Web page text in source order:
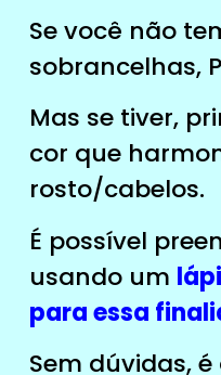
Se você não
sobrancelhas,
Mas se tiver,
cor que
rosto/cabelos.
É possível
usando um
para essa
Sem dúvidas,